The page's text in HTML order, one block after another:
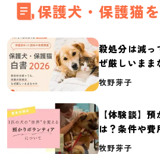
保護犬・保護猫
殺処分は減っ
ぜ厳しいまま
体の実態調査
牧野芽子
【体験談】
は？条件や費
介
牧野芽子